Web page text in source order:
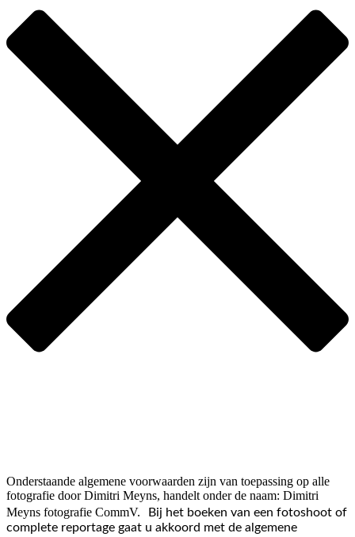
Onderstaande algemene voorwaarden zijn van toepassing op alle
fotografie door Dimitri Meyns, handelt onder de naam: Dimitri
Meyns fotografie CommV.
Bij het boeken van een fotoshoot of
complete reportage gaat u akkoord met de algemene